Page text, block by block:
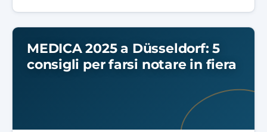
MEDICA 2025 a Düsseldorf: 5
consigli per farsi notare in fiera